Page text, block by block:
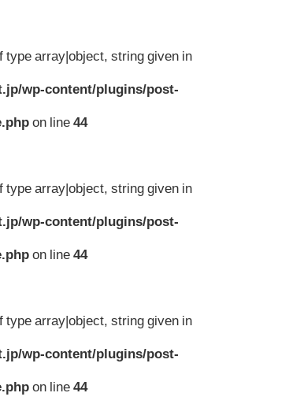
type array|object, string given in
wp-content/plugins/post-
on line44
type array|object, string given in
wp-content/plugins/post-
on line44
type array|object, string given in
wp-content/plugins/post-
on line44